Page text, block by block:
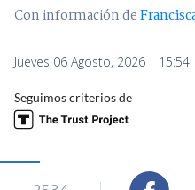
Con información de
Jueves 06 Agosto, 2026 | 15:54
Seguimos criterios de